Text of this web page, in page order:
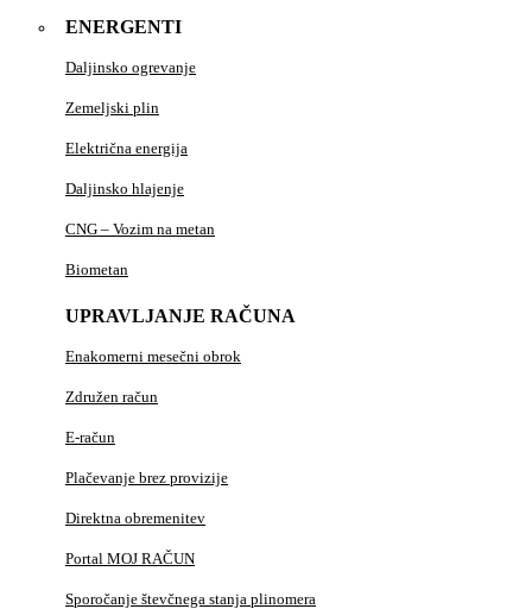
ENERGENTI
Daljinsko ogrevanje
Zemeljski plin
Električna energija
Daljinsko hlajenje
CNG – Vozim na metan
Biometan
UPRAVLJANJE RAČUNA
Enakomerni mesečni obrok
Združen račun
E-račun
Plačevanje brez provizije
Direktna obremenitev
Portal MOJ RAČUN
Sporočanje števčnega stanja plinomera